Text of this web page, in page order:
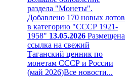
раздела "Монеты".
Добавлено 170 новых лотов
в категорию "СССР 1921-
1958" 13.05.2026 Размещена
ссылка на свежий
Таганский ценник по
монетам СССР и России
(май 2026)Все новости...